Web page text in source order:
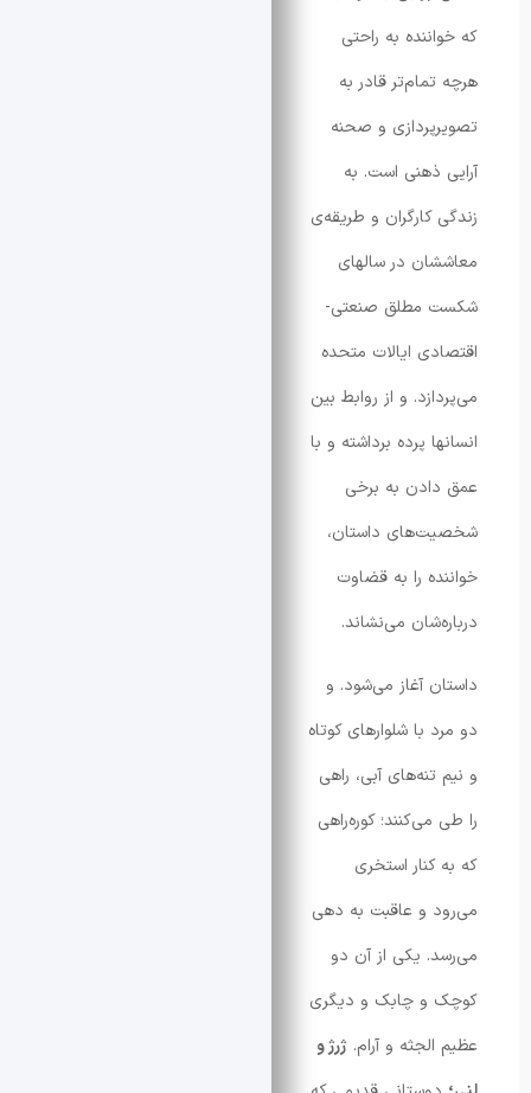
به راحتی
قادر به
و صحنه
است. به
و طریقه‌ی
در سالهای
مطلق صنعتی-
ایالات متحده
و از روابط بین
پرده برداشته و با
به برخی
داستان،
را به قضاوت
می‌نشاند.
آغاز می‌شود. و
شلوارهای کوتاه
آبی، راهی
کوره‌راهی
استخری
و عاقبت به دهی
یکی از آن دو
چابک و دیگری
و آرام. ژرژ و